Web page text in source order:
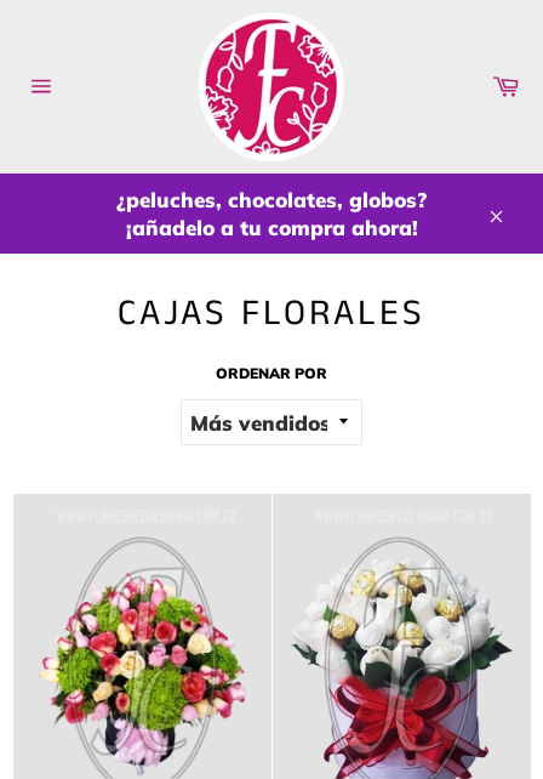
contenido
¿peluches, chocolates, globos?
¡añadelo a tu compra ahora!
CAJAS FLORALES
ORDENAR POR